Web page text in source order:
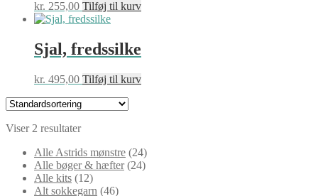
kr. 255,00 Tilføj til kurv
Sjal, fredssilke
kr. 495,00 Tilføj til kurv
Viser 2 resultater
Alle Astrids mønstre 2424
varer
Alle bøger & hæfter 2424
Alle kits 1212
varer
Alt sokkegarn 4646